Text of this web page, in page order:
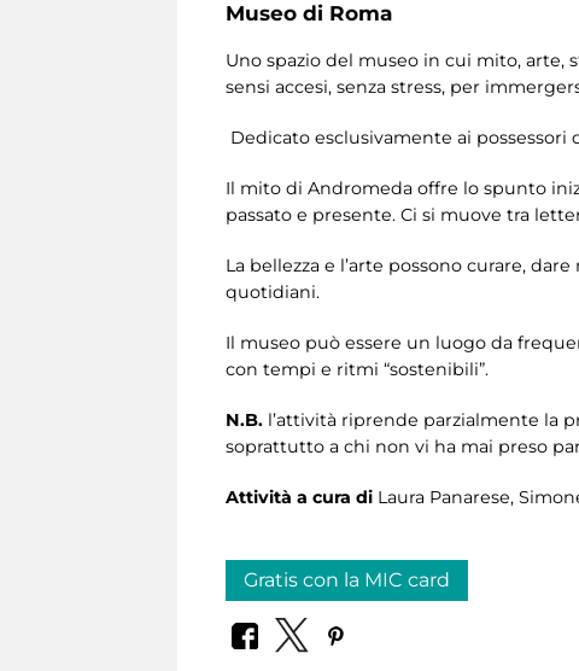
Museo di Roma
Uno spazio del museo in cui mito, arte,
sensi accesi, senza stress, per
Dedicato esclusivamente ai possessori
Il mito di Andromeda offre lo spunto
passato e presente. Ci si muove tra
La bellezza e l’arte possono curare,
quotidiani.
Il museo può essere un luogo da
con tempi e ritmi “sostenibili”.
N.B. l’attività riprende parzialmente la
soprattutto a chi non vi ha mai preso
Attività a cura di Laura Panarese,
Gratis con la MIC card